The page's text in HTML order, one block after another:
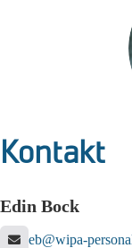
Kontakt
Edin Bock
eb@wipa-